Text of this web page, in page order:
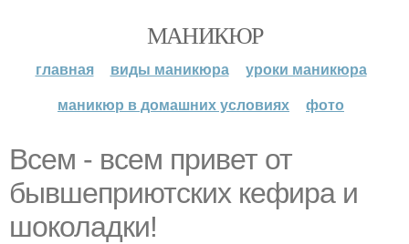
МАНИКЮР
главная виды маникюра
уроки маникюра
маникюр в домашних условиях
фото
Всем - всем привет от
бывшеприютских кефира и
шоколадки!